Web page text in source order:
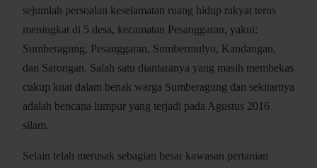
sejumlah persoalan keselamatan ruang hidup rakyat terus
meningkat di 5 desa, kecamatan Pesanggaran, yakni:
Sumberagung, Pesanggaran, Sumbermulyo, Kandangan,
dan Sarongan. Salah satu diantaranya yang masih membekas
cukup kuat dalam benak warga Sumberagung dan sekitarnya
adalah bencana lumpur yang terjadi pada Agustus 2016
silam.
Selain telah merusak sebagian besar kawasan pertanian